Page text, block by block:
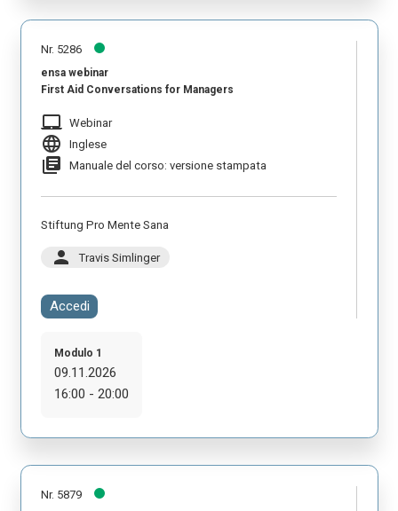
Nr. 5286
ensa webinar
First Aid Conversations for Managers
laptop_mac Webinar
language Inglese
library_books Manuale del corso: versione stampata
Stiftung Pro Mente Sana
person Travis Simlinger
Accedi
Modulo 1
09.11.2026
16:00 - 20:00
Nr. 5879